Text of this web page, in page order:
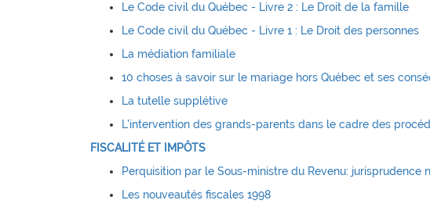
Le Code civil du Québec - Livre 2 : Le Droit de la famille
Le Code civil du Québec - Livre 1 : Le Droit des personnes
La médiation familiale
10 choses à savoir sur le mariage hors Québec et ses
La tutelle supplétive
L'intervention des grands-parents dans le cadre des
FISCALITÉ ET IMPÔTS
Perquisition par le Sous-ministre du Revenu: jurisprudence
Les nouveautés fiscales 1998